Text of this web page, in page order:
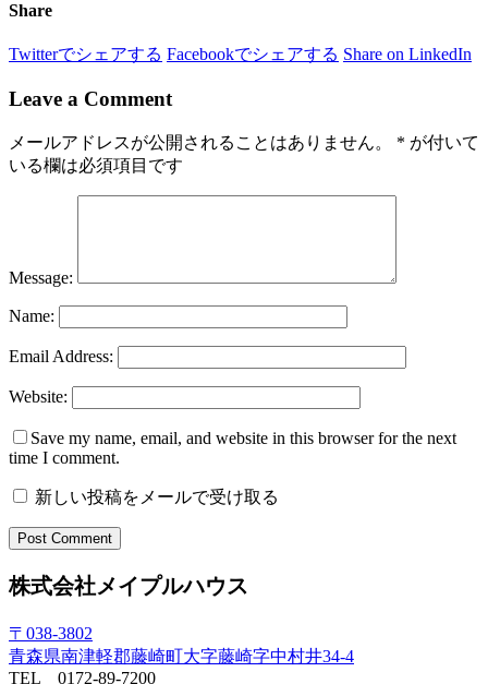
Share
Twitterでシェアする Facebookでシェアする Share on LinkedIn
Leave a Comment
メールアドレスが公開されることはありません。 * が付いて
いる欄は必須項目です
Message:
Name:
Email Address:
Website:
Save my name, email, and website in this browser for the next
time I comment.
新しい投稿をメールで受け取る
株式会社メイプルハウス
〒038-3802
青森県南津軽郡藤崎町大字藤崎字中村井34-4
TEL 0172-89-7200